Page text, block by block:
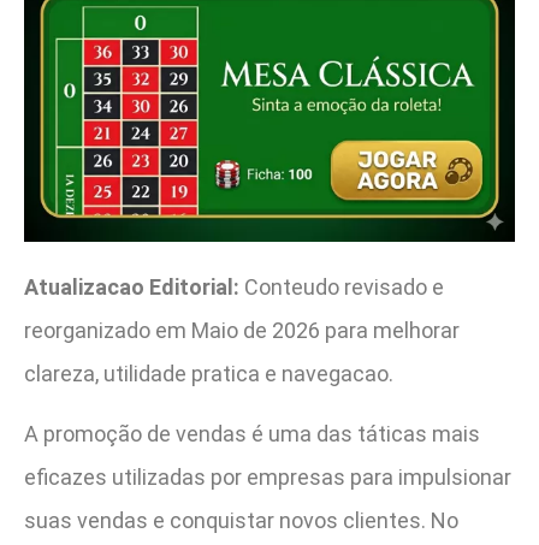
Atualizacao Editorial: Conteudo revisado e
reorganizado em Maio de 2026 para melhorar
clareza, utilidade pratica e navegacao.
A promoção de vendas é uma das táticas mais
eficazes utilizadas por empresas para impulsionar
suas vendas e conquistar novos clientes. No